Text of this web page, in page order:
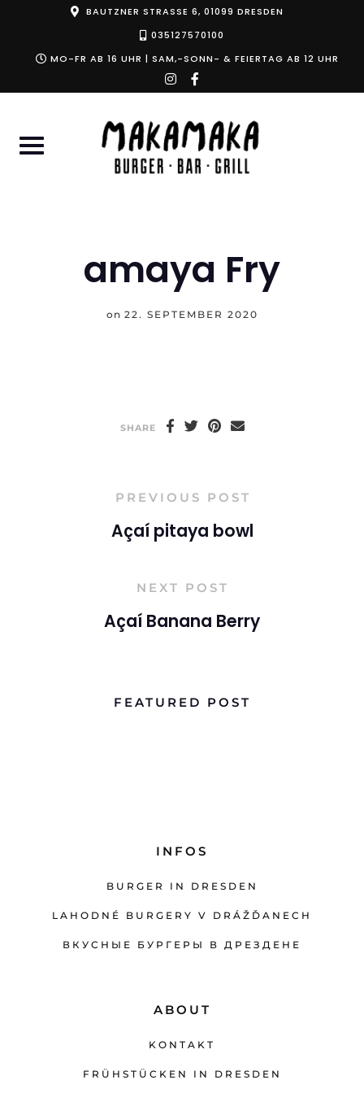
content
BAUTZNER STRASSE 6, 01099 DRESDEN
035127570100
MO-FR AB 16 UHR | SAM,-SONN- & FEIERTAG AB 12 UHR
instagram
f
amaya Fry
on 22. SEPTEMBER 2020
SHARE
PREVIOUS POST
Açaí pitaya bowl
NEXT POST
Açaí Banana Berry
FEATURED POST
INFOS
BURGER IN DRESDEN
LAHODNÉ BURGERY V DRÁŽĎANECH
ВКУСНЫЕ БУРГЕРЫ В ДРЕЗДЕНЕ
ABOUT
KONTAKT
FRÜHSTÜCKEN IN DRESDEN